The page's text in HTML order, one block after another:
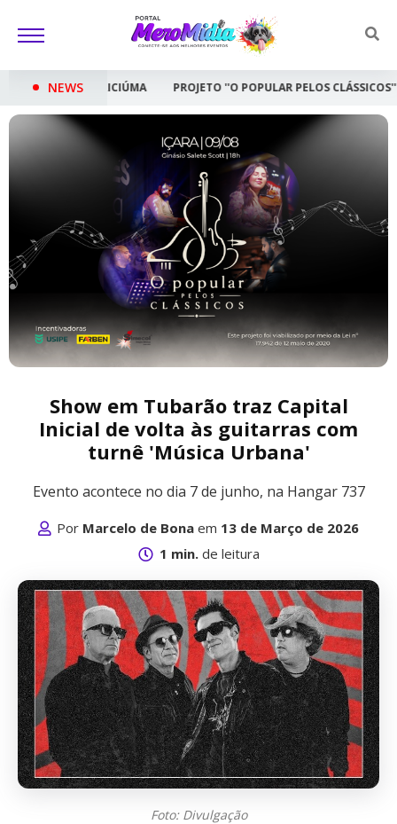
NEWS
PROJETO ''O POPULAR PELOS CLÁSSICOS'' LEVA CONCERTO
Show em Tubarão traz Capital
Inicial de volta às guitarras com
turnê 'Música Urbana'
Evento acontece no dia 7 de junho, na Hangar 737
Por Marcelo de Bona em 13 de Março de 2026
1 min.de leitura
Foto: Divulgação